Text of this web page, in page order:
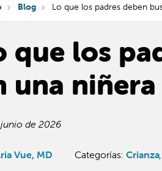
Blog Lo que los padres deben
que los
una niñera
de 2026
Vue, MD Categorías: Crianza,